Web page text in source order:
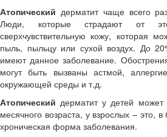
Атопический дерматит чаще всего
Люди, которые страдают от
сверхчувствительную кожу, которая
пыль, пыльцу или сухой воздух. До
имеют данное заболевание.
могут быть вызваны астмой,
окружающей среды и т.д.
Атопический дерматит у детей может
месячного возраста, у взрослых – это,
хроническая форма заболевания.